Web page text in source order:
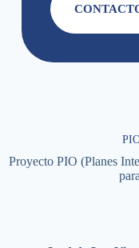
Proyecto PIO (Planes